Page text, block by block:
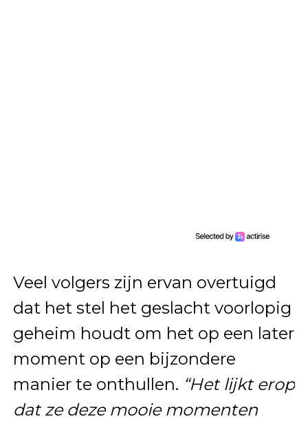
Veel volgers zijn ervan overtuigd
dat het stel het geslacht voorlopig
geheim houdt om het op een later
moment op een bijzondere
manier te onthullen. “Het lijkt erop
dat ze deze mooie momenten